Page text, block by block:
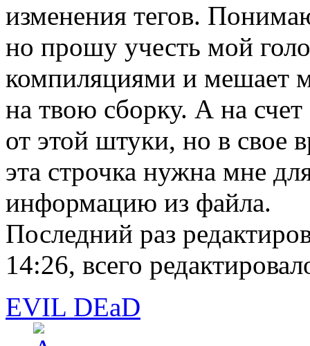
изменения тегов.
но прошу учесть мой
компиляциями и мешает
на твою сборку. А на
от этой штуки, но в свое
эта строчка нужна мне
информацию из файла.
Последний раз
14:26, всего
EVIL DEaD